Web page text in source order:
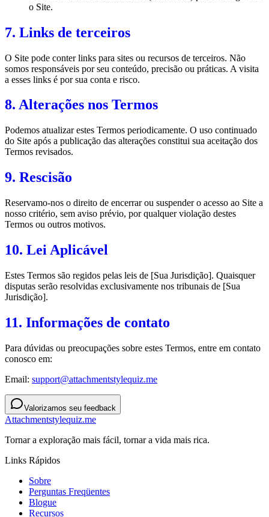
o Site.
7. Links de terceiros
O Site pode conter links para sites ou recursos de terceiros. Não
somos responsáveis por seu conteúdo, precisão ou práticas. A visita
a esses links é por sua conta e risco.
8. Alterações nos Termos
Podemos atualizar estes Termos periodicamente. O uso continuado
do Site após a publicação das alterações constitui sua aceitação dos
Termos revisados.
9. Rescisão
Reservamo-nos o direito de encerrar ou suspender o acesso ao Site a
nosso critério, sem aviso prévio, por qualquer violação destes
Termos ou outros motivos.
10. Lei Aplicável
Estes Termos são regidos pelas leis de [Sua Jurisdição]. Quaisquer
disputas serão resolvidas exclusivamente nos tribunais de [Sua
Jurisdição].
11. Informações de contato
Para dúvidas ou preocupações sobre estes Termos, entre em contato
conosco em:
Email: support@attachmentstylequiz.me
Valorizamos seu feedback
Attachmentstylequiz.me
Tornar a exploração mais fácil, tornar a vida mais rica.
Links Rápidos
Sobre
Perguntas Freqüentes
Blogue
Recursos